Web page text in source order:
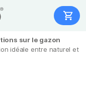
sur le gazon
idéale entre naturel et